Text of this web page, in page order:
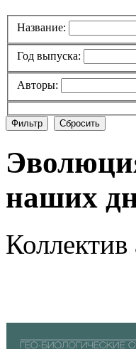
Название:
Год выпуска:
Авторы:
наших